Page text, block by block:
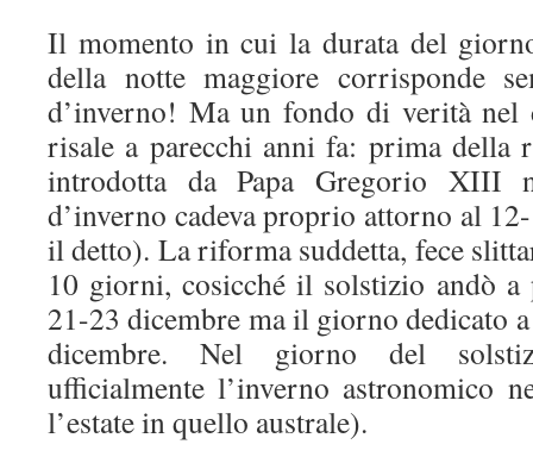
Il momento in cui la durata del
della notte maggiore corrisponde
d’inverno! Ma un fondo di verità nel
risale a parecchi anni fa: prima della
introdotta da Papa Gregorio XIII
d’inverno cadeva proprio attorno al
il detto). La riforma suddetta, fece
10 giorni, cosicché il solstizio andò
21-23 dicembre ma il giorno dedicato
dicembre. Nel giorno del
ufficialmente l’inverno astronomico
l’estate in quello australe).